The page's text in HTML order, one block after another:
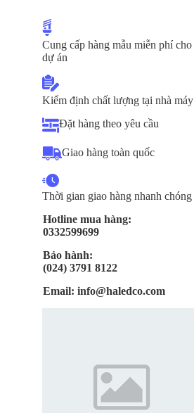
Cung cấp hàng mẫu miễn phí cho
dự án
Kiểm định chất lượng tại nhà máy
Đặt hàng theo yêu cầu
Giao hàng toàn quốc
Thời gian giao hàng nhanh chóng
Hotline mua hàng:
0332599699
Bảo hành:
(024) 3791 8122
Email: info@haledco.com